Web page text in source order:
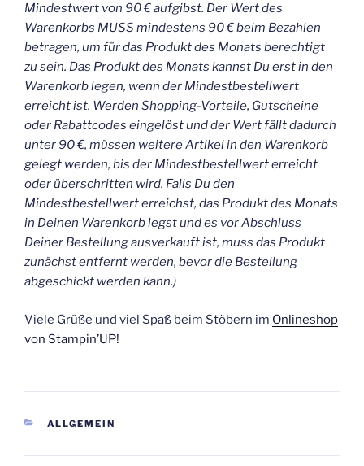
Mindestwert von 90 € aufgibst. Der Wert des
Warenkorbs MUSS mindestens 90 € beim Bezahlen
betragen, um für das Produkt des Monats berechtigt
zu sein. Das Produkt des Monats kannst Du erst in den
Warenkorb legen, wenn der Mindestbestellwert
erreicht ist. Werden Shopping-Vorteile, Gutscheine
oder Rabattcodes eingelöst und der Wert fällt dadurch
unter 90 €, müssen weitere Artikel in den Warenkorb
gelegt werden, bis der Mindestbestellwert erreicht
oder überschritten wird. Falls Du den
Mindestbestellwert erreichst, das Produkt des Monats
in Deinen Warenkorb legst und es vor Abschluss
Deiner Bestellung ausverkauft ist, muss das Produkt
zunächst entfernt werden, bevor die Bestellung
abgeschickt werden kann.)
Viele Grüße und viel Spaß beim Stöbern im Onlineshop
von Stampin’UP!
KATEGORIEN
ALLGEMEIN